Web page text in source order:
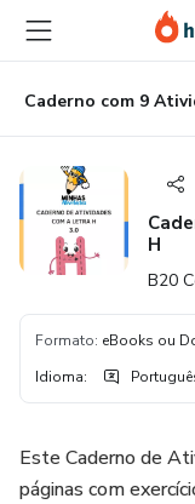
para
conteúdo
principal
para
pagamento
para
rodapé
H
B20
Formato: eBooks ou
Idioma:
Este Caderno de
páginas com